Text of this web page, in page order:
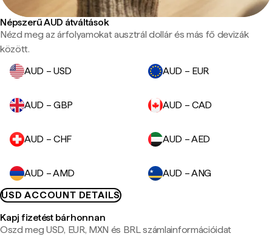
Népszerű AUD átváltások
Nézd meg az árfolyamokat ausztrál dollár és más fő devizák
között.
AUD – USD
AUD – EUR
AUD – GBP AUD – CAD
AUD – CHF AUD – AED
AUD – AMD
AUD – ANG
USD ACCOUNT DETAILS
Kapj fizetést bárhonnan
Oszd meg USD, EUR, MXN és BRL számlainformációidat